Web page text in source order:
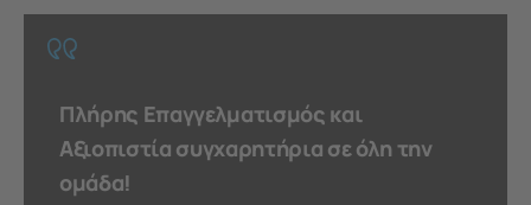
Πλήρης Επαγγελματισμός και
Αξιοπιστία συγχαρητήρια σε όλη την
ομάδα!